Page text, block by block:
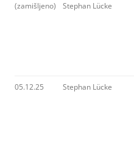
(zamišljeno)
Stephan Lücke
05.12.25 Stephan Lücke